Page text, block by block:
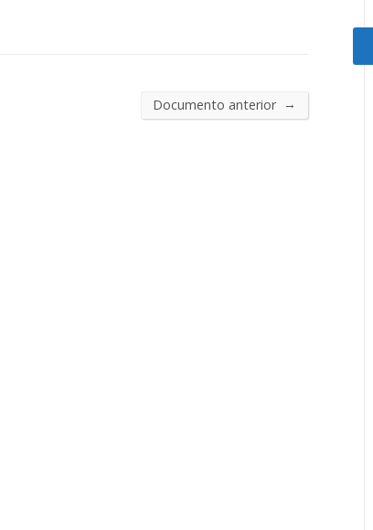
Documento anterior →